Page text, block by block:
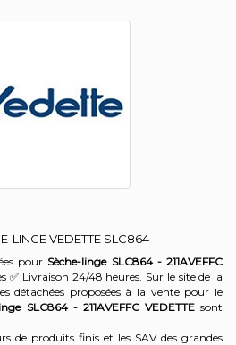
LINGE VEDETTE SLC864
pour Sèche-linge SLC864 - 211AVEFFC
✅ Livraison 24/48 heures. Sur le site de la
détachées proposées à la vente pour le
SLC864 - 211AVEFFC VEDETTEsont
de produits finis et les SAV des grandes